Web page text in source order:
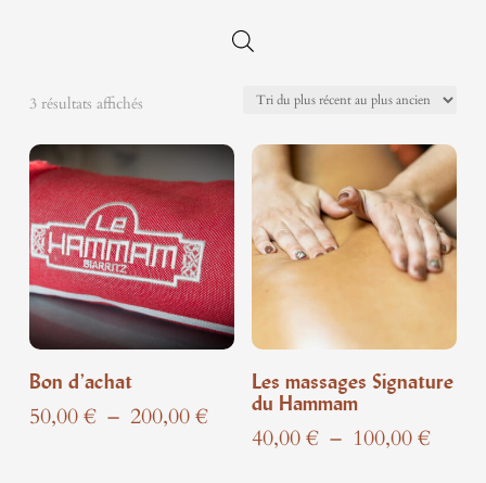
3 résultats affichésTrié
du
plus
récent
au
plus
ancien
Bon d’achat
50,00€ – 200,00€Plage
Les massages Signature
du Hammam
40,00€ – 100,00€Plage